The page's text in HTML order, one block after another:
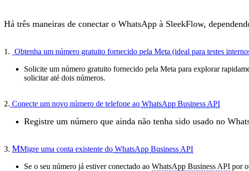
Há três maneiras de conectar o WhatsApp à SleekFlow,
1. Obtenha um número gratuito fornecido pela Meta (ideal para testes
Solicite um número gratuito fornecido pela Meta para explorar
solicitar até dois números.
2. Conecte um novo número de telefone ao WhatsApp Business API
Registre um número que ainda não tenha sido usado no
3. MMigre uma conta existente do WhatsApp Business API
Se o seu número já estiver conectado ao WhatsApp Business API por